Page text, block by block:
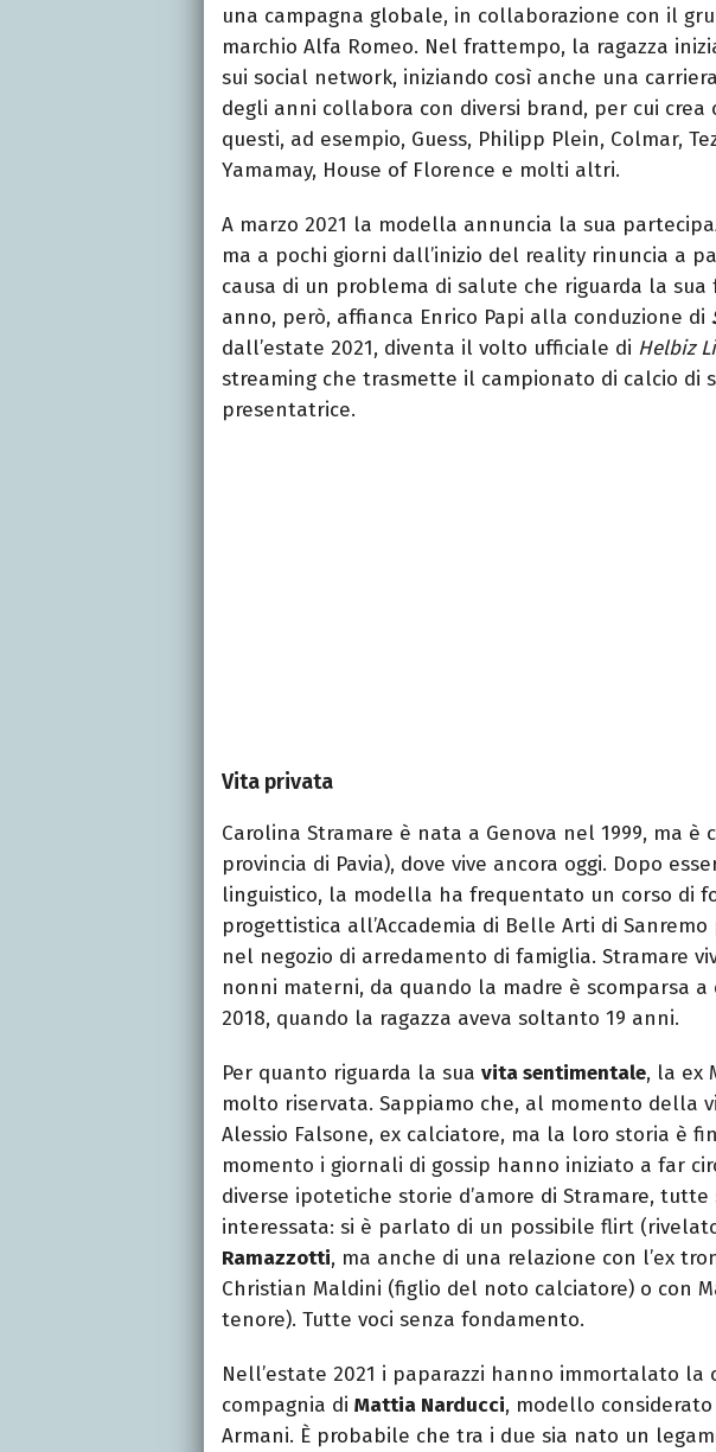
una campagna globale, in collaborazione con il
marchio Alfa Romeo. Nel frattempo, la ragazza
sui social network, iniziando così anche una
degli anni collabora con diversi brand, per cui crea
questi, ad esempio, Guess, Philipp Plein, Colmar,
Yamamay, House of Florence e molti altri.
A marzo 2021 la modella annuncia la sua
ma a pochi giorni dall’inizio del reality rinuncia a
causa di un problema di salute che riguarda la sua
anno, però, affianca Enrico Papi alla conduzione di
dall’estate 2021, diventa il volto ufficiale di Helbiz
streaming che trasmette il campionato di calcio di
presentatrice.
Vita privata
Carolina Stramare è nata a Genova nel 1999, ma è
provincia di Pavia), dove vive ancora oggi. Dopo
linguistico, la modella ha frequentato un corso di
progettistica all’Accademia di Belle Arti di
nel negozio di arredamento di famiglia. Stramare
nonni materni, da quando la madre è scomparsa
2018, quando la ragazza aveva soltanto 19 anni.
Per quanto riguarda la sua vita sentimentale, la ex
molto riservata. Sappiamo che, al momento della
Alessio Falsone, ex calciatore, ma la loro storia è
momento i giornali di gossip hanno iniziato a far
diverse ipotetiche storie d’amore di Stramare,
interessata: si è parlato di un possibile flirt
Ramazzotti, ma anche di una relazione con l’ex
Christian Maldini (figlio del noto calciatore) o con
tenore). Tutte voci senza fondamento.
Nell’estate 2021 i paparazzi hanno immortalato la
compagnia di Mattia Narducci, modello
Armani. È probabile che tra i due sia nato un